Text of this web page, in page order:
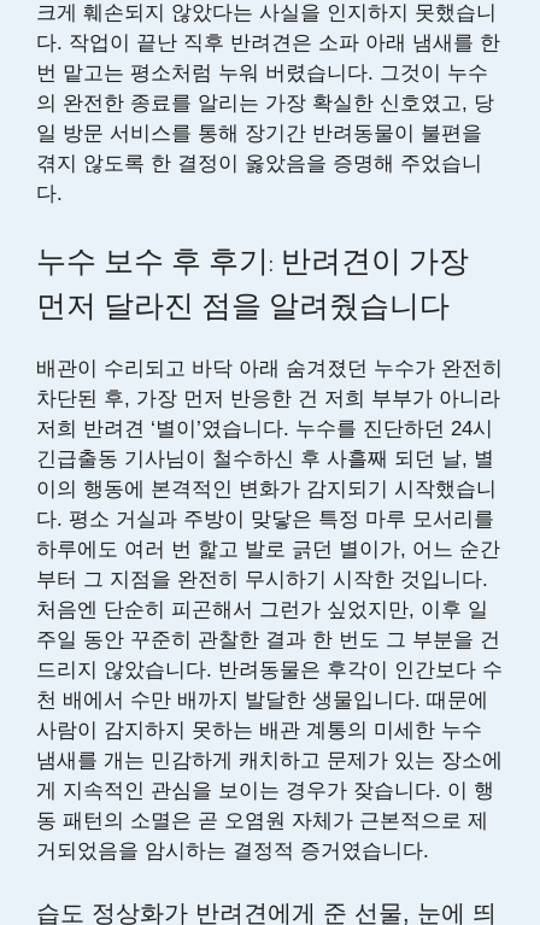
크게 훼손되지 않았다는 사실을 인지하지 못했습니
다. 작업이 끝난 직후 반려견은 소파 아래 냄새를 한
번 맡고는 평소처럼 누워 버렸습니다. 그것이 누수
의 완전한 종료를 알리는 가장 확실한 신호였고, 당
일 방문 서비스를 통해 장기간 반려동물이 불편을
겪지 않도록 한 결정이 옳았음을 증명해 주었습니
다.
누수 보수 후 후기: 반려견이 가장
먼저 달라진 점을 알려줬습니다
배관이 수리되고 바닥 아래 숨겨졌던 누수가 완전히
차단된 후, 가장 먼저 반응한 건 저희 부부가 아니라
저희 반려견 ‘별이’였습니다. 누수를 진단하던 24시
긴급출동 기사님이 철수하신 후 사흘째 되던 날, 별
이의 행동에 본격적인 변화가 감지되기 시작했습니
다. 평소 거실과 주방이 맞닿은 특정 마루 모서리를
하루에도 여러 번 핥고 발로 긁던 별이가, 어느 순간
부터 그 지점을 완전히 무시하기 시작한 것입니다.
처음엔 단순히 피곤해서 그런가 싶었지만, 이후 일
주일 동안 꾸준히 관찰한 결과 한 번도 그 부분을 건
드리지 않았습니다. 반려동물은 후각이 인간보다 수
천 배에서 수만 배까지 발달한 생물입니다. 때문에
사람이 감지하지 못하는 배관 계통의 미세한 누수
냄새를 개는 민감하게 캐치하고 문제가 있는 장소에
게 지속적인 관심을 보이는 경우가 잦습니다. 이 행
동 패턴의 소멸은 곧 오염원 자체가 근본적으로 제
거되었음을 암시하는 결정적 증거였습니다.
습도 정상화가 반려견에게 준 선물, 눈에 띄